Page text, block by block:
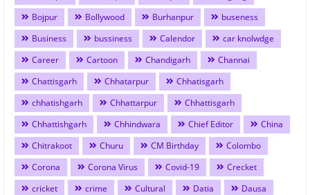
Bojpur
Bollywood Burhanpur
buseness
Business
bussiness Calendor
car knolwdge
Career
Cartoon Chandigarh
Channai
Chattisgarh
Chhatarpur
Chhatisgarh
chhatishgarh
Chhattarpur
Chhattisgarh
Chhattishgarh
Chhindwara Chief Editor
China
Chitrakoot
Churu CM Birthday
Colombo
Corona
Corona Virus Covid-19
Crecket
cricket
crime Cultural Datia
Dausa